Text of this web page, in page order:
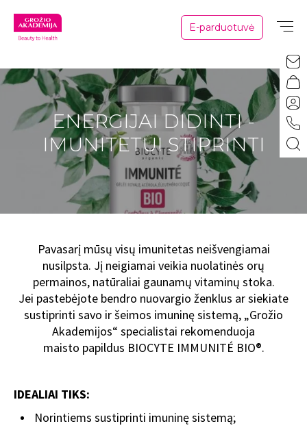
E-parduotuvė
ENERGIJAI DIDINTI -
IMUNITETUI STIPRINTI
Pavasarį mūsų visų imunitetas neišvengiamai
nusilpsta. Jį neigiamai veikia nuolatinės orų
permainos, natūraliai gaunamų vitaminų stoka.
Jei pastebėjote bendro nuovargio ženklus ar siekiate
sustiprinti savo ir šeimos imuninę sistemą, „Grožio
Akademijos“ specialistai rekomenduoja
maisto papildus BIOCYTE IMMUNITÉ BIO®.
IDEALIAI TIKS:
Norintiems sustiprinti imuninę sistemą;